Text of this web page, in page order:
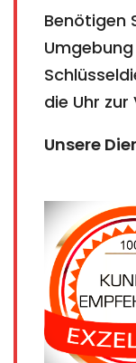
Benötigen
die Uhr
Unsere